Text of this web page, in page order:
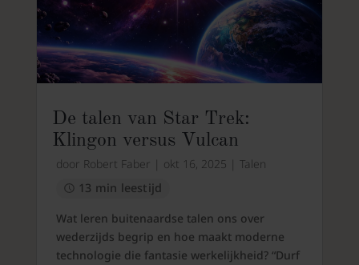
De talen van Star Trek:
Klingon versus Vulcan
door Robert Faber okt 16, 2025
Talen
13 min leestijd
Wat leren buitenaardse talen ons over
wederzijds begrip en hoe maakt moderne
technologie die fantasie werkelijkheid? “Durf